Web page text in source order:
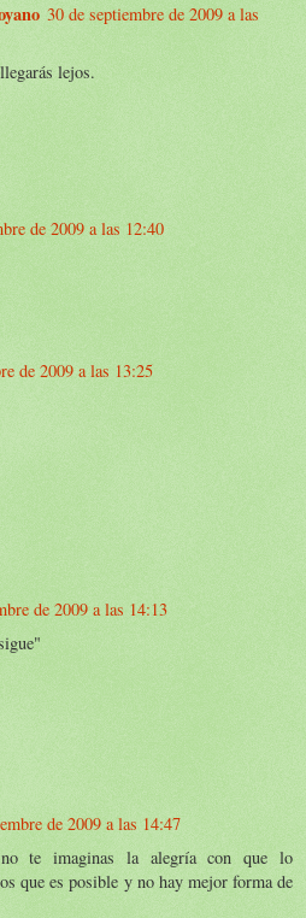
30 de septiembre de 2009 a las
lejos.
de 2009 a las 12:40
de 2009 a las 13:25
de 2009 a las 14:13
de 2009 a las 14:47
no te imaginas la alegría con que lo
que es posible y no hay mejor forma de